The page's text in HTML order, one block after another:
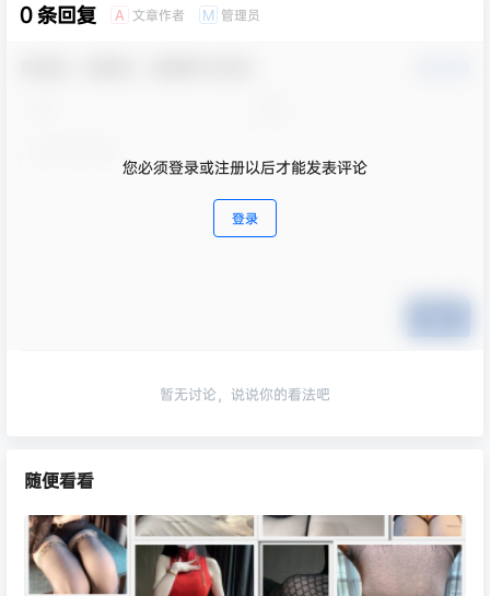
0 条回复 A 文章作者 M 管理员
您必须登录或注册以后才能发表评论
登录
暂无讨论，说说你的看法吧
随便看看